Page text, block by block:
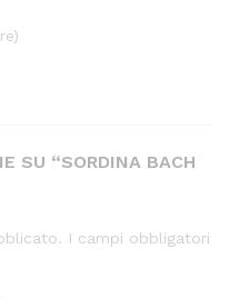
SU “SORDINA BACH
I campi obbligatori